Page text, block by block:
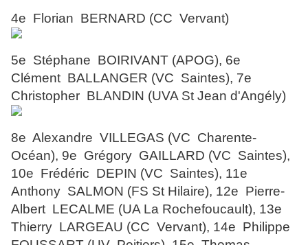
4e Florian BERNARD (CC Vervant)
5e Stéphane BOIRIVANT (APOG), 6e
Clément BALLANGER (VC Saintes), 7e
Christopher BLANDIN (UVA St Jean d'Angély)
8e Alexandre VILLEGAS (VC Charente-
Océan), 9e Grégory GAILLARD (VC Saintes),
10e Frédéric DEPIN (VC Saintes), 11e
Anthony SALMON (FS St Hilaire), 12e Pierre-
Albert LECALME (UA La Rochefoucault), 13e
Thierry LARGEAU (CC Vervant), 14e Philippe